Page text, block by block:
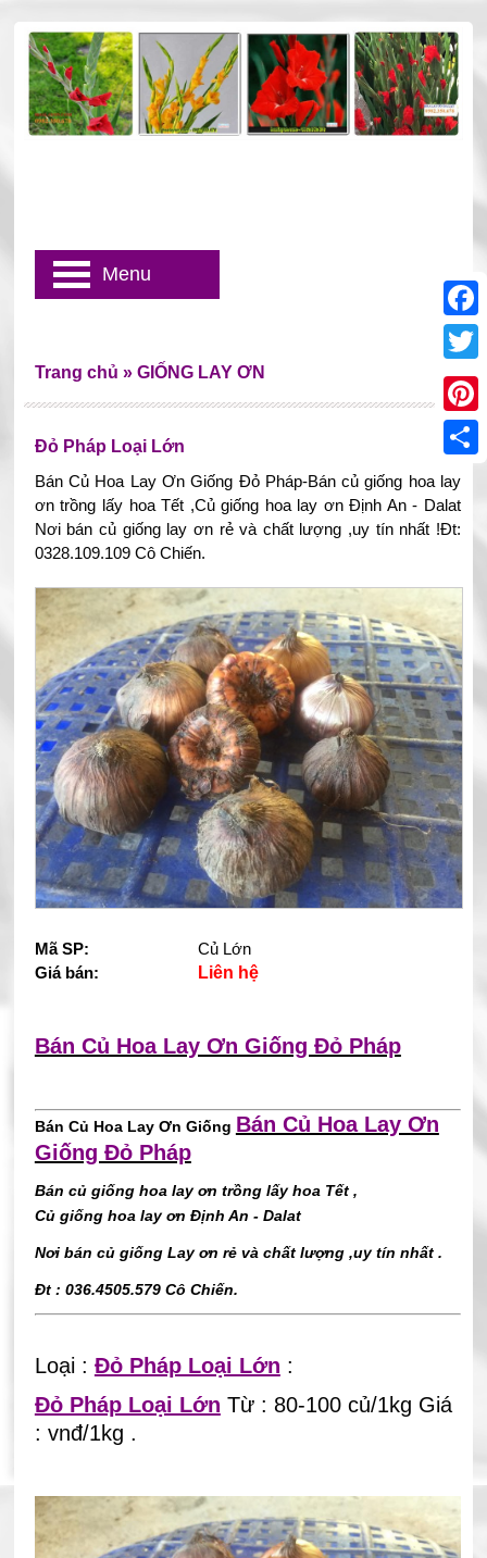
Đỏ Pháp Loại Lớn
Bán Củ Hoa Lay Ơn Giống Đỏ Pháp-Bán củ giống hoa lay
ơn trồng lấy hoa Tết ,Củ giống hoa lay ơn Định An - Dalat
Nơi bán củ giống lay ơn rẻ và chất lượng ,uy tín nhất !Đt:
0328.109.109 Cô Chiến.
Mã SP:
Củ Lớn
Giá bán:
Liên hệ
Bán Củ Hoa Lay Ơn Giống Đỏ Pháp
Bán Củ Hoa Lay Ơn Giống Bán Củ Hoa Lay Ơn
Giống Đỏ Pháp
Bán củ giống hoa lay ơn trồng lấy hoa Tết ,
Củ giống hoa lay ơn Định An - Dalat
Nơi bán củ giống Lay ơn rẻ và chất lượng ,uy tín nhất .
Đt : 036.4505.579Cô Chiến.
Loại : Đỏ Pháp Loại Lớn :
Đỏ Pháp Loại Lớn Từ : 80-100 củ/1kg Giá
: vnđ/1kg .
Trang chủ » GIỐNG LAY ƠN
Menu
Twitter